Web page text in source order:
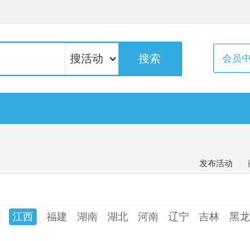
搜索 会员
发布活动
江西 福建 湖南 湖北 河南 辽宁 吉林 黑